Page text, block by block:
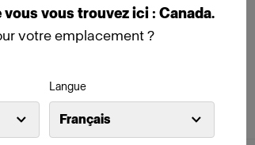
vous vous trouvezici : Canada.
votre emplacement ?
Langue
Français